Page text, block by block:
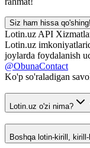
Siz ham hissa qo'shing!
Lotin.uz API
Lotin.uz
joylarda foydalanish
@ObunaContact
Ko'p so'raladigan
Lotin.uz o'zi nima?
Boshqa lotin-kirill,